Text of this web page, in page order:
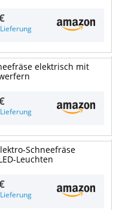
elektrisch mit
Schneefräse
Leuchten